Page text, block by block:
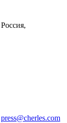
Россия,
press@cherles.com